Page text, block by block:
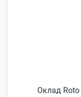
Оклад